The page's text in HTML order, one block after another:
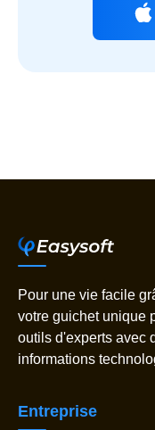
Pour une vie facile
votre guichet unique
outils d'experts avec
informations
Entreprise